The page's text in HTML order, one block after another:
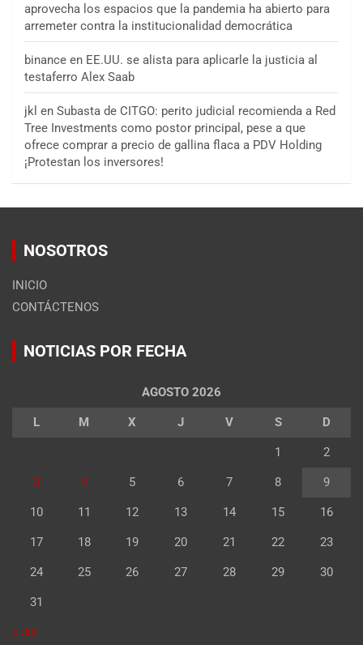
aprovecha los espacios que la pandemia ha abierto para
arremeter contra la institucionalidad democrática
binance en EE.UU. se alista para aplicarle la justicia al
testaferro Alex Saab
jkl en Subasta de CITGO: perito judicial recomienda a Red
Tree Investments como postor principal, pese a que
ofrece comprar a precio de gallina flaca a PDV Holding
¡Protestan los inversores!
NOSOTROS
INICIO
CONTÁCTENOS
NOTICIAS POR FECHA
AGOSTO 2026
L M X J V S D
1 2
3 4 5 6 7 8 9
10 11 12 13 14 15 16
17 18 19 20 21 22 23
24 25 26 27 28 29 30
31
« Jul